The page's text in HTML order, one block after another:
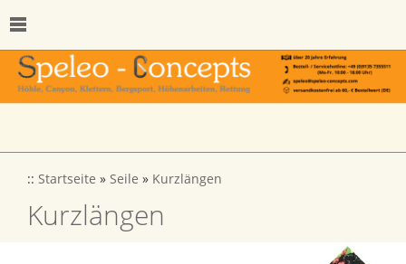
:: Startseite » Seile » Kurzlängen
Kurzlängen